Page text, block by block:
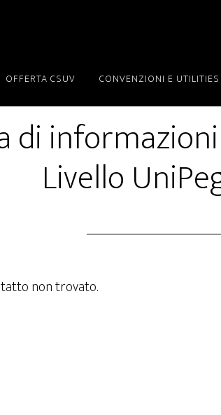
OFFERTA CSUV CONVENZIONI E UTILITIES
di
Livello
non trovato.